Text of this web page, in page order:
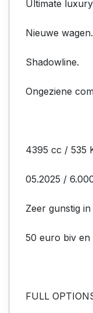
Ultimate
Nieuwe wagen.
Shadowline.
Ongeziene
4395 cc / 535
05.2025 /
Zeer gunstig
50 euro biv en
FULL